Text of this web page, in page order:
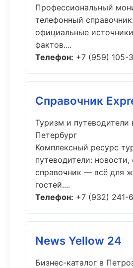
Профессиональный
телефонный справочник:
официальные
фактов....
Телефон: +7 (959) 105-
Справочник
Туризм и путеводители
Петербург
Комплексный ресурс
путеводители: новости,
справочник — всё для
гостей....
Телефон: +7 (932) 241-
News Yellow 24
Бизнес-каталог в